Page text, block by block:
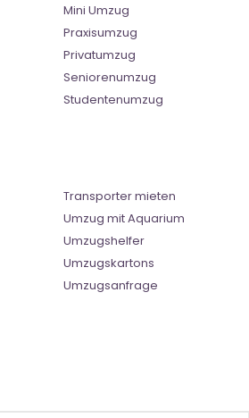
Mini Umzug
Praxisumzug
Privatumzug
Seniorenumzug
Studentenumzug
Transporter mieten
Umzug mit Aquarium
Umzugshelfer
Umzugskartons
Umzugsanfrage